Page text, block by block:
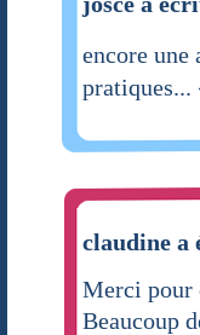
encore
claudine
Merci pour
Beaucoup